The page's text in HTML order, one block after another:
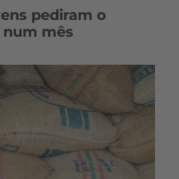
pediram o
mês